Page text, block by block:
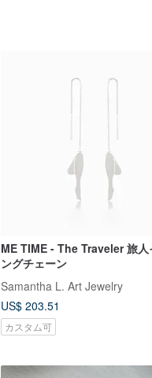
ME TIME - The Traveler 旅人
ングチェーン
Samantha L. Art Jewelry
US$ 203.51
カスタム可